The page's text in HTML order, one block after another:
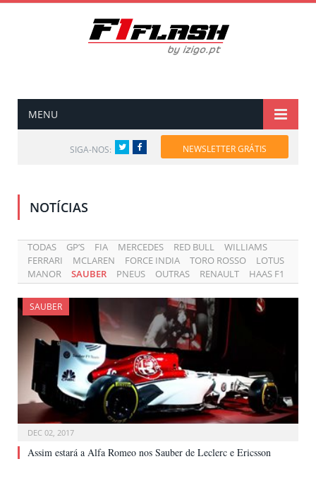
MENU
SIGA-NOS: TwitterFacebook NEWSLETTER GRÁTIS
NOTÍCIAS
TODAS GP’S FIA MERCEDES RED BULL
WILLIAMS
FERRARI
MCLAREN FORCE INDIA TORO ROSSO
LOTUS
MANOR
SAUBER PNEUS OUTRAS RENAULT HAAS F1
SAUBER
DEC 02, 2017
Assim estará a Alfa Romeo nos Sauber de Leclerc e Ericsson